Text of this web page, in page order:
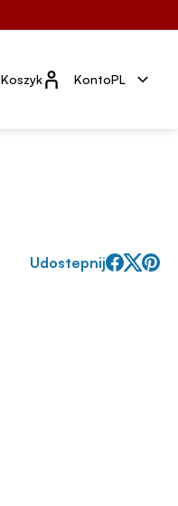
KoszykKonto
KontoPL
Udostepnij